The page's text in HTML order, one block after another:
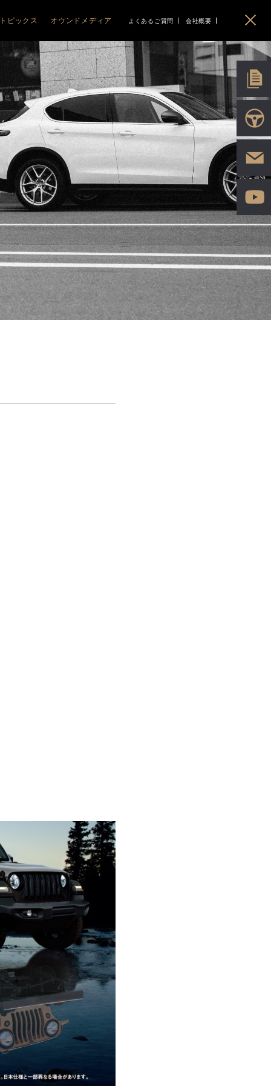
ABARTH
アバルト札幌清田
アバルト旭川
PEUGEOT
プジョー函館
CITROEN
シトロエン函館
ABARTH
ABARTH 500e
F595/695/695C
PEUGEOT
208
RIFTER
5008
HYBRID
3008
2008
308
HYBRID
CITROEN
C3 AIRCROSS
C5 X
C4 HYBRID
BERLINGO
C5 AIRCROSS
HYBRID
E-C4 ELECTRIC
トピックス
イベント
ニュース
オウンドメディア
BLOG
Gourmet&Drive MAGAZINE
IMPORT PLUS LIFE
ポッドキャスト
ソーシャル
よくあるご質問 会社概要